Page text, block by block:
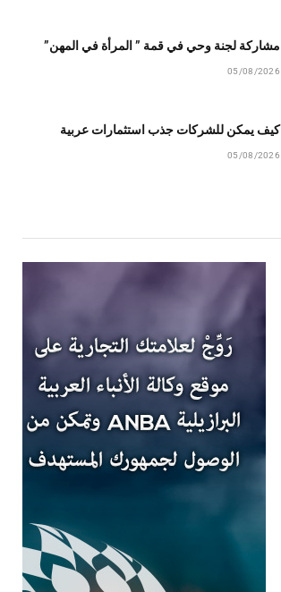
مشاركة لجنة وحي في قمة ” المرأة في المهن”
05/08/2026
كيف يمكن للشركات جذب استثمارات عربية
05/08/2026